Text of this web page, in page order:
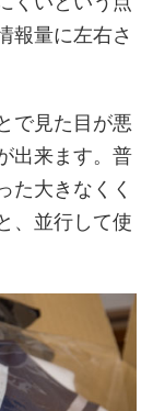
報量に左右さ
で見た目が悪
出来ます。普
た大きなくく
、並行して使